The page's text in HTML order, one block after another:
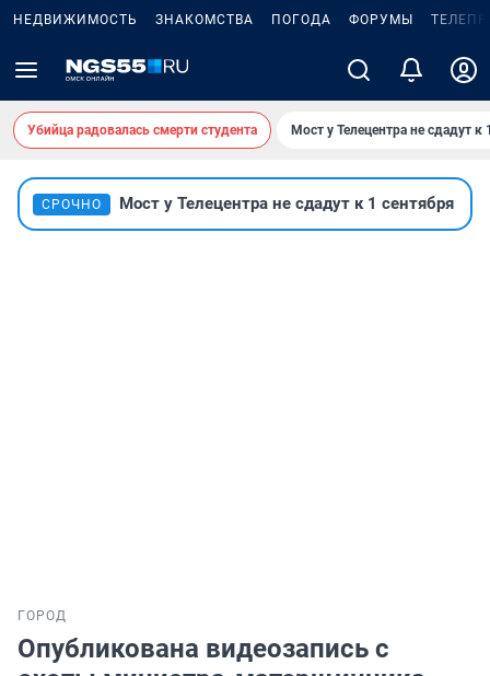
НЕДВИЖИМОСТЬ ЗНАКОМСТВА ПОГОДА ФОРУМЫ
Убийца радовалась смерти студента Мост у Телецентра не сдадут к
СРОЧНО Мост у Телецентра не сдадут к 1 сентября
ГОРОД
Опубликована видеозапись с